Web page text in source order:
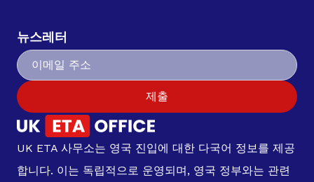
뉴스레터
제출
UK ETA 사무소는 영국 진입에 대한 다국어 정보를 제공
합니다. 이는 독립적으로 운영되며, 영국 정부와는 관련